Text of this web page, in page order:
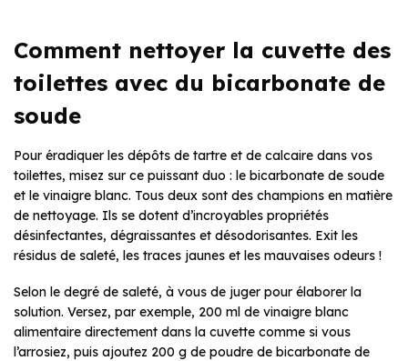
Comment nettoyer la cuvette des
toilettes avec du bicarbonate de
soude
Pour éradiquer les dépôts de tartre et de calcaire dans vos
toilettes, misez sur ce puissant duo : le bicarbonate de soude
et le vinaigre blanc. Tous deux sont des champions en matière
de nettoyage. Ils se dotent d’incroyables propriétés
désinfectantes, dégraissantes et désodorisantes. Exit les
résidus de saleté, les traces jaunes et les mauvaises odeurs !
Selon le degré de saleté, à vous de juger pour élaborer la
solution. Versez, par exemple, 200 ml de vinaigre blanc
alimentaire directement dans la cuvette comme si vous
l’arrosiez, puis ajoutez 200 g de poudre de bicarbonate de